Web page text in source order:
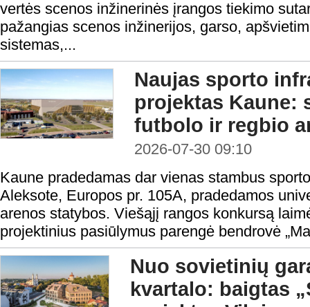
vertės scenos inžinerinės įrangos tiekimo
pažangias scenos inžinerijos, garso,
sistemas,...
Naujas sporto
projektas Kaune:
futbolo ir regbio
2026-07-30 09:10
Kaune pradedamas dar vienas stambus
Aleksote, Europos pr. 105A, pradedamos
arenos statybos. Viešąjį rangos konkursą
projektinius pasiūlymus parengė bendrovė
Nuo sovietinių
kvartalo: baigtas